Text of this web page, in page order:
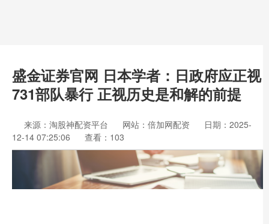
盛金证券官网 日本学者：日政府应正视
731部队暴行 正视历史是和解的前提
来源：淘股神配资平台 网站：倍加网配资
日期：2025-
12-14 07:25:06
查看：103